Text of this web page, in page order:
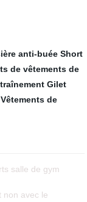
anti-buée Short
de vêtements de
Gilet
Vêtements de
salle de gym
non avec le